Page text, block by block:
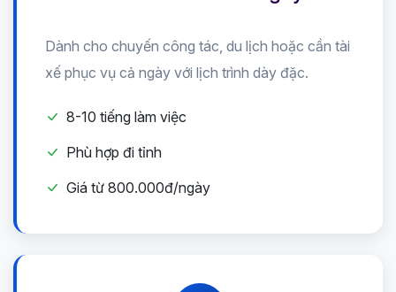
Dành cho chuyến công tác, du lịch hoặc cần tài
xế phục vụ cả ngày với lịch trình dày đặc.
8-10 tiếng làm việc
Phù hợp đi tỉnh
Giá từ 800.000đ/ngày